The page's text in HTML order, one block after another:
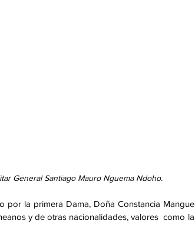
General Santiago Mauro Nguema Ndoho.
la primera Dama, Doña Constancia Mangue
y de otras nacionalidades, valores  como la